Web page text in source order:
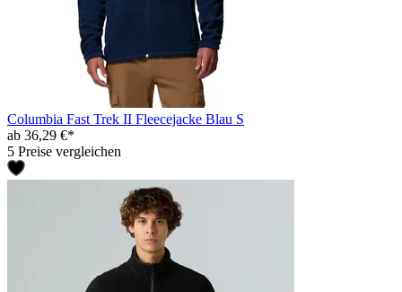
Columbia Fast Trek II Fleecejacke Blau S
ab 36,29 €*
5 Preise vergleichen